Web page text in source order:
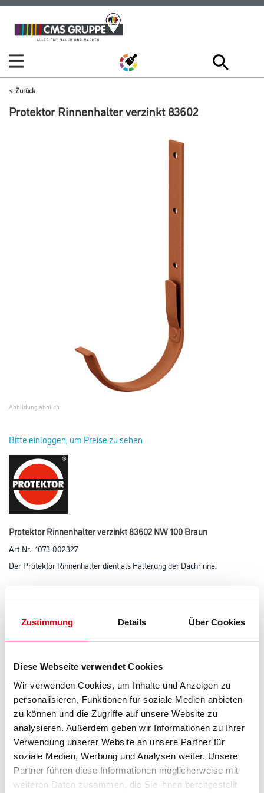
Zustimmung Details Über Cookies
Diese Webseite verwendet Cookies
Wir verwenden Cookies, um Inhalte und Anzeigen zu
personalisieren, Funktionen für soziale Medien anbieten
zu können und die Zugriffe auf unsere Website zu
analysieren. Außerdem geben wir Informationen zu Ihrer
Verwendung unserer Website an unsere Partner für
soziale Medien, Werbung und Analysen weiter. Unsere
Partner führen diese Informationen möglicherweise mit
weiteren Daten zusammen, die Sie ihnen bereitgestellt
Zum
Inhalt
Zum
Navigationsmenü
Zurück
Protektor Rinnenhalter verzinkt 83602
Abbildung ähnlich
Bitte einloggen, um Preise zu sehen
Protektor Rinnenhalter verzinkt 83602 NW 100 Braun
Art-Nr.:1073-002327
Der Protektor Rinnenhalter dient als Halterung der Dachrinne.
Breite in centimeter
Höhe in centimeter
Gebinde